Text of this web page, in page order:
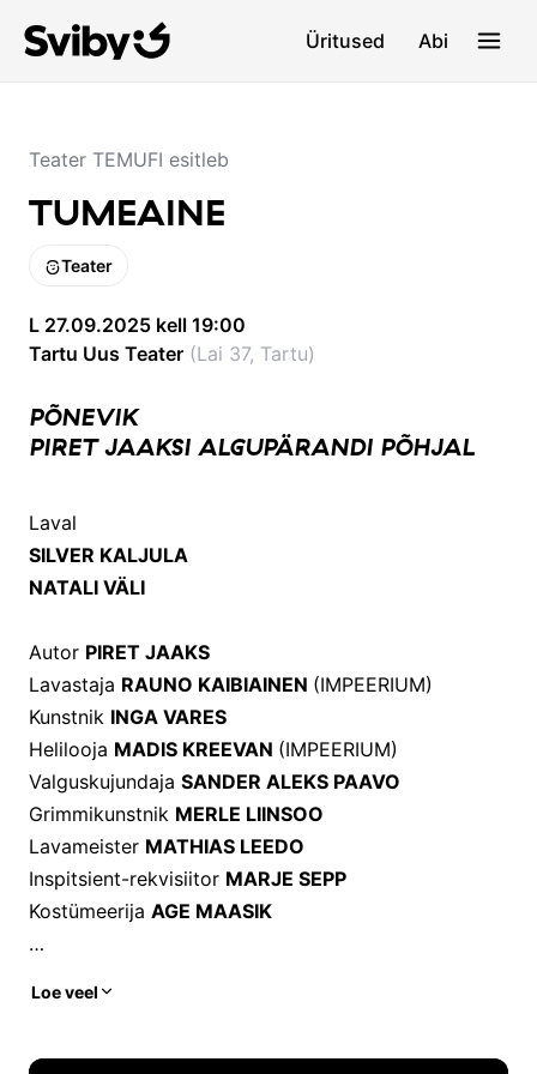
Üritused Abi
Teater TEMUFI esitleb
TUMEAINE
Teater
L 27.09.2025 kell 19:00
Tartu Uus Teater (Lai 37, Tartu)
PÕNEVIK
PIRET JAAKSI ALGUPÄRANDI PÕHJAL
Laval
SILVER KALJULA
NATALI VÄLI
Autor PIRET JAAKS
Lavastaja RAUNO KAIBIAINEN (IMPEERIUM)
Kunstnik INGA VARES
Helilooja MADIS KREEVAN (IMPEERIUM)
Valguskujundaja SANDER ALEKS PAAVO
Grimmikunstnik MERLE LIINSOO
Lavameister MATHIAS LEEDO
Inspitsient-rekvisiitor MARJE SEPP
Kostümeerija AGE MAASIK
Loe veel